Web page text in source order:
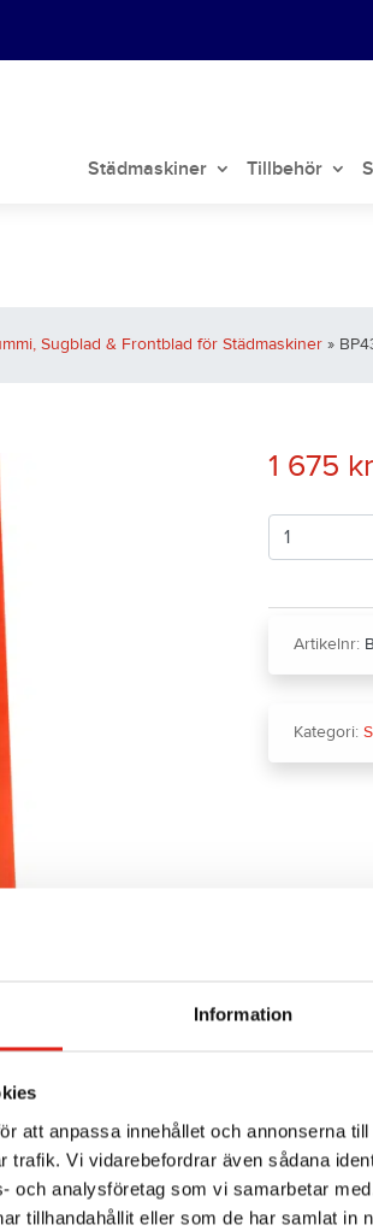
Information
att anpassa innehållet och annonserna
trafik. Vi vidarebefordrar även sådana
och analysföretag som vi samarbetar
tillhandahållit eller som de har samlat in
Städmaskiner Tillbehör
Sugblad & Frontblad för Städmaskiner »
1 675 kr
Antal
Artikelnr:
Kategori: